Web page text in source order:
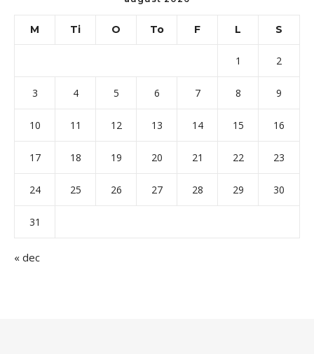
M Ti O To F L S
1 2
3 4 5 6 7 8 9
10 11 12 13 14 15 16
17 18 19 20 21 22 23
24 25 26 27 28 29 30
31
« dec